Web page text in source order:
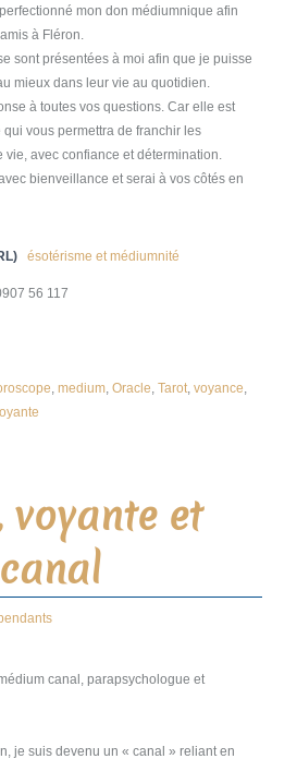
mon don médiumnique afin
à Fléron.
sont présentées à moi afin que je puisse
mieux dans leur vie au quotidien.
à toutes vos questions. Car elle est
vous permettra de franchir les
avec confiance et détermination.
bienveillance et serai à vos côtés en
ésotérisme et médiumnité
56 117
medium Oracle Tarot voyance
et
canal, parapsychologue et
je suis devenu un « canal » reliant en